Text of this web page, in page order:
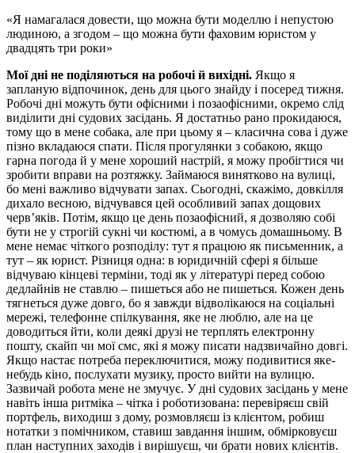
Я намагалася довести, що можна бути моделлю і непустою
людиною, а згодом – що можна бути фаховим юристом у
двадцять три роки
Мої дні не поділяються на робочі й вихідні. Якщо я
запланую відпочинок, день для цього знайду і посеред тижня.
Робочі дні можуть бути офісними і позаофісними, окремо слід
виділити дні судових засідань. Я достатньо рано прокидаюся,
тому що в мене собака, але при цьому я – класична сова і дуже
пізно вкладаюся спати. Після прогулянки з собакою, якщо
гарна погода й у мене хороший настрій, я можу пробігтися чи
зробити вправи на розтяжку. Займаюся винятково на вулиці,
бо мені важливо відчувати запах. Сьогодні, скажімо, довкілля
дихало весною, відчувався цей особливий запах дощових
черв’яків. Потім, якщо це день позаофісний, я дозволяю собі
бути не у строгій сукні чи костюмі, а в чомусь домашньому. В
мене немає чіткого розподілу: тут я працюю як письменник, а
тут – як юрист. Різниця одна: в юридичній сфері я більше
відчуваю кінцеві терміни, тоді як у літературі перед собою
дедлайнів не ставлю – пишеться або не пишеться. Кожен день
тягнеться дуже довго, бо я завжди відволікаюся на соціальні
мережі, телефонне спілкування, яке не люблю, але на це
доводиться йти, коли деякі друзі не терплять електронну
пошту, скайп чи мої смс, які я можу писати надзвичайно довгі.
Якщо настає потреба переключитися, можу подивитися яке-
небудь кіно, послухати музику, просто вийти на вулицю.
Зазвичай робота мене не змучує. У дні судових засідань у мене
навіть інша ритміка – чітка і роботизована: перевіряєш свій
портфель, виходиш з дому, розмовляєш із клієнтом, робиш
нотатки з помічником, ставиш завдання іншим, обмірковуєш
план наступних заходів і вирішуєш, чи брати нових клієнтів.